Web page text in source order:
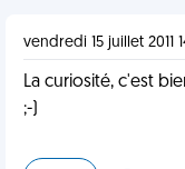
vendredi 15 juillet 2011
La curiosité, c'est
;-)